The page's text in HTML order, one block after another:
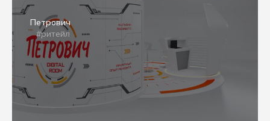
Петрович
#ритейл